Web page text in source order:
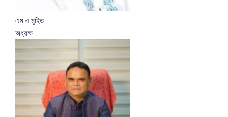
এম এ মুহিত
অধ্যক্ষ